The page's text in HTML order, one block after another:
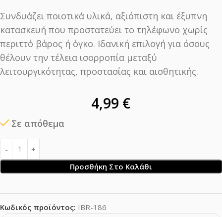
Συνδυάζει ποιοτικά υλικά, αξιόπιστη και έξυπνη
κατασκευή που προστατεύει το τηλέφωνο χωρίς
περιττό βάρος ή όγκο. Ιδανική επιλογή για όσους
θέλουν την τέλεια ισορροπία μεταξύ
λειτουργικότητας, προστασίας και αισθητικής.
4,99 €
Σε απόθεμα
Προσθήκη Στο Καλάθι
Κωδικός προϊόντος: IBR-186